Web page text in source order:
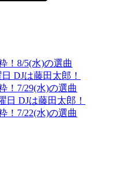
！8/5(水)の選曲
DJは藤田太郎！
！7/29(水)の選曲
日 DJは藤田太郎！
！7/22(水)の選曲